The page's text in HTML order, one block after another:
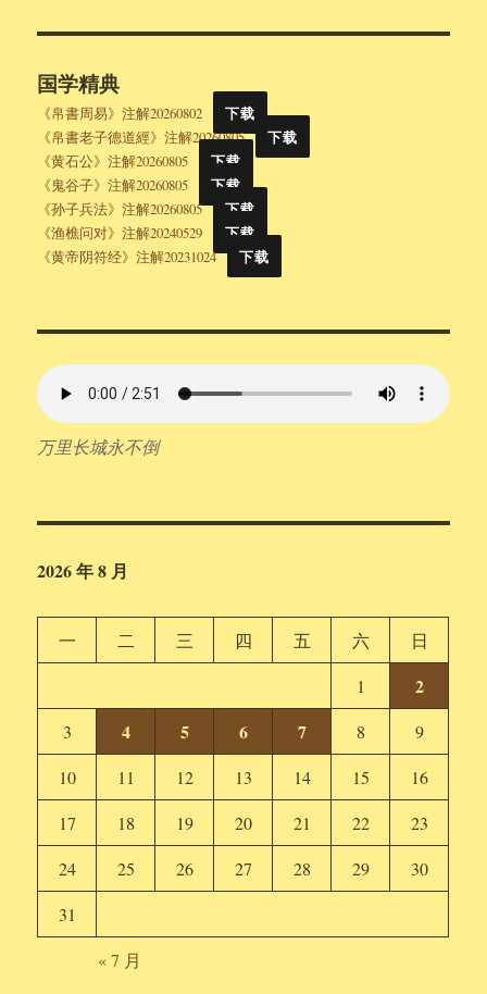
国学精典
《帛書周易》注解20260802
下载
《帛書老子德道經》注解20260805
下载
《黄石公》注解20260805
下载
《鬼谷子》注解20260805
下载
《孙子兵法》注解20260805
下载
《渔樵问对》注解20240529
下载
《黄帝阴符经》注解20231024
下载
万里长城永不倒
2026 年 8 月
一 二 三 四 五 六
日
1
2
3 4 5 6 7 8
9
10
11 12 13 14 15
16
17
18 19 20 21 22
23
24
25 26 27 28 29
30
31
« 7 月